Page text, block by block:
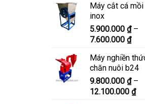
từ
đến
Máy cắt cá
inox
5.900.000 ₫ –
7.600.000 ₫
từ
đến
Máy nghiền
chăn nuôi b24
9.800.000 ₫ –
12.100.000 ₫